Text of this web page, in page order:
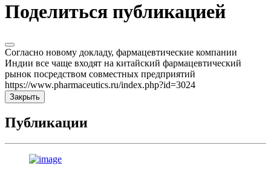
Поделиться публикацией
Согласно новому докладу, фармацевтические компании
Индии все чаще входят на китайский фармацевтический
рынок посредством совместных предприятий
https://www.pharmaceutics.ru/index.php?id=3024
Закрыть
Публикации